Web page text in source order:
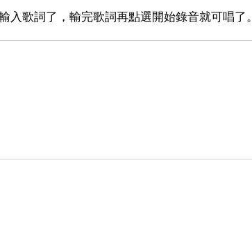
入歌詞了，輸完歌詞再點選開始錄音就可唱了。